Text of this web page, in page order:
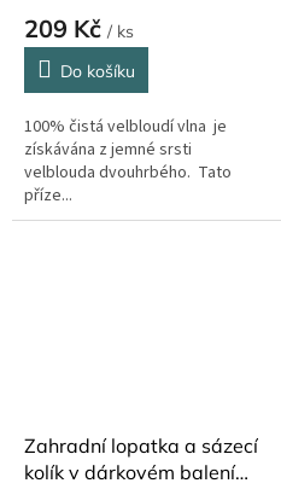
209 Kč / ks
Do košíku
100% čistá velbloudí vlna je
získávána z jemné srsti
velblouda dvouhrbého. Tato
příze...
Zahradní lopatka a sázecí
kolík v dárkovém balení